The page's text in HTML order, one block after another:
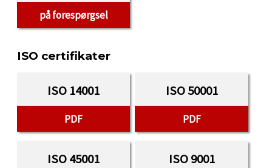
på forespørgsel
ISO certifikater
ISO 14001
PDF
ISO 50001
PDF
ISO 45001 ISO 9001